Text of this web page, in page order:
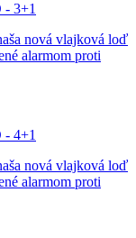
- 3+1
nová vlajková loď
alarmom proti
- 4+1
nová vlajková loď
alarmom proti